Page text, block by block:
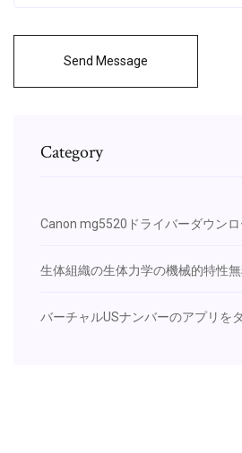
Send Message
Category
Canon mg5520ドライバーダウン
生体組織の生体力学の機械的特性
バーチャルUSナンバーのアプリを